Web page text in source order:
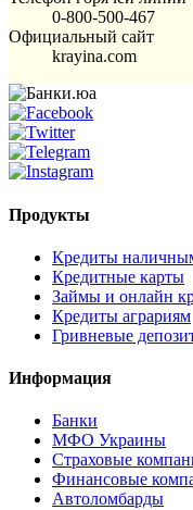
0-800-500-467
Официальный сайт
krayina.com
Продукты
Кредиты
Кредитные карты
Займы и онлайн
Кредиты аграриям
Гривневые
Информация
Банки
МФО Украины
Страховые
Финансовые
Автоломбарды